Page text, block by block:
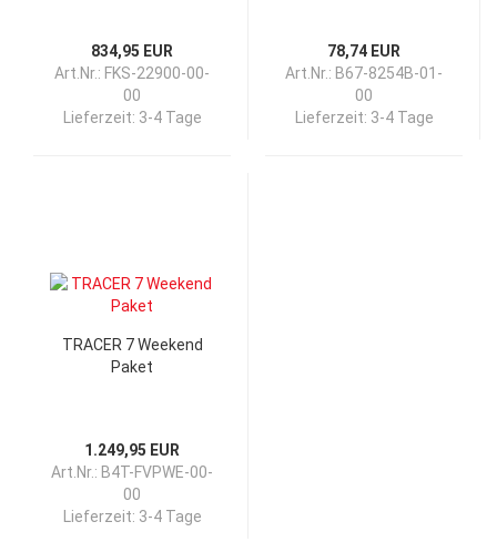
834,95 EUR
Art.Nr.: FKS-22900-00-
00
Lieferzeit: 3-4 Tage
78,74 EUR
Art.Nr.: B67-8254B-01-
00
Lieferzeit: 3-4 Tage
TRACER 7 Weekend
Paket
1.249,95 EUR
Art.Nr.: B4T-FVPWE-00-
00
Lieferzeit: 3-4 Tage